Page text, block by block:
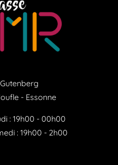
- Essonne
: 19h00 - 00h00
: 19h00 - 2h00